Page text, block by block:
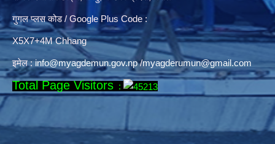
गुगल प्लस कोड / Google Plus Code :
X5X7+4M Chhang
इमेल :info@myagdemun.gov.np/myagderumun@gmail.com
Total Page Visitors :